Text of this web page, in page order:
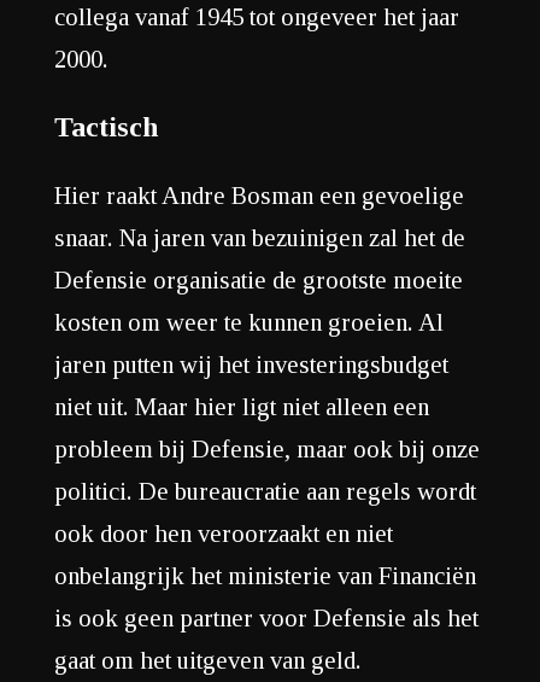
collega vanaf 1945 tot ongeveer het jaar
2000.
Tactisch
Hier raakt Andre Bosman een gevoelige
snaar. Na jaren van bezuinigen zal het de
Defensie organisatie de grootste moeite
kosten om weer te kunnen groeien. Al
jaren putten wij het investeringsbudget
niet uit. Maar hier ligt niet alleen een
probleem bij Defensie, maar ook bij onze
politici. De bureaucratie aan regels wordt
ook door hen veroorzaakt en niet
onbelangrijk het ministerie van Financiën
is ook geen partner voor Defensie als het
gaat om het uitgeven van geld.